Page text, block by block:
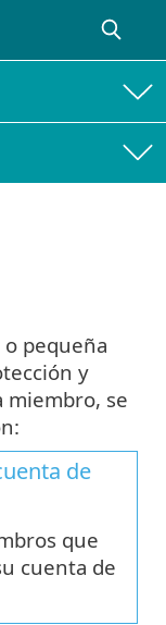
pequeña
y
miembro, se
de
que
cuenta de